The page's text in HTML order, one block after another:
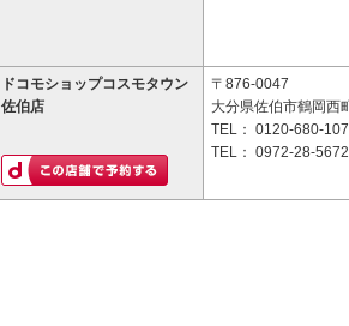
ドコモショップコスモタウン
佐伯店
〒876-0047
大分県佐伯市鶴岡西
TEL： 0120-680-107
TEL： 0972-28-5672